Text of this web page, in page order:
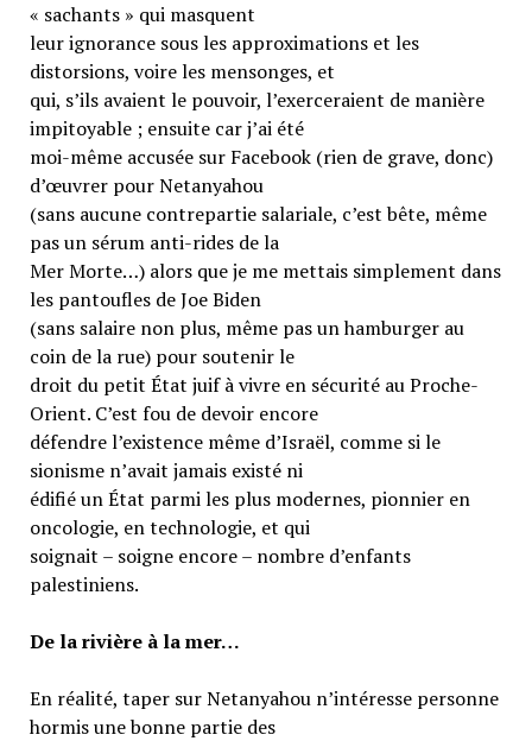
« sachants » qui masquent
leur ignorance sous les approximations et les
distorsions, voire les mensonges, et
qui, s’ils avaient le pouvoir, l’exerceraient de manière
impitoyable ; ensuite car j’ai été
moi-même accusée sur Facebook (rien de grave, donc)
d’œuvrer pour Netanyahou
(sans aucune contrepartie salariale, c’est bête, même
pas un sérum anti-rides de la
Mer Morte…) alors que je me mettais simplement dans
les pantoufles de Joe Biden
(sans salaire non plus, même pas un hamburger au
coin de la rue) pour soutenir le
droit du petit État juif à vivre en sécurité au Proche-
Orient. C’est fou de devoir encore
défendre l’existence même d’Israël, comme si le
sionisme n’avait jamais existé ni
édifié un État parmi les plus modernes, pionnier en
oncologie, en technologie, et qui
soignait – soigne encore – nombre d’enfants
palestiniens.
De la rivière à la mer…
En réalité, taper sur Netanyahou n’intéresse personne
hormis une bonne partie des